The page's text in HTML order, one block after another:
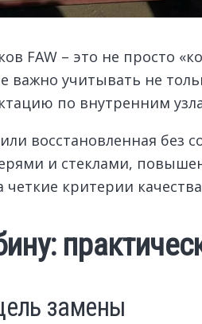
FAW – это не просто
важно учитывать не
по внутренним
восстановленная без
и стеклами,
критерии
замены